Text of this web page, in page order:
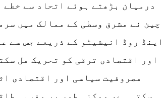
درمیان بڑھتے ہوئے اتحاد سے
چین نے مشرق وسطیٰ کے ممالک میں
اینڈ روڈ انیشیٹو کے ذریعے جس سے
اور اقتصادی ترقی کو تحریک مل
مصروفیت سیاسی اور اقتصادی